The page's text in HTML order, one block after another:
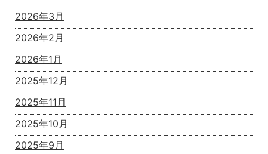
2026年3月
2026年2月
2026年1月
2025年12月
2025年11月
2025年10月
2025年9月